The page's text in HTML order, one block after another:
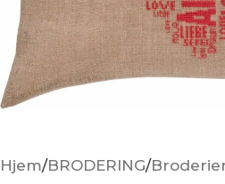
Hjem BRODERING